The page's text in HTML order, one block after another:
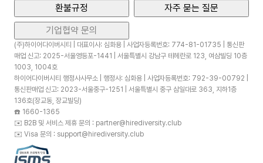
환불규정
자주 묻는 질문
기업협약 문의
(주)하이어다이버시티 | 대표이사: 심화용 | 사업자등록번호: 774-81-01735 | 통신판
매업 신고: 2025-서울영등포-1441 | 서울특별시 강남구 테헤란로 123, 여삼빌딩 10층
1003, 1004호
하이어다이버시티 행정사사무소 | 행정사: 심화용 | 사업자등록번호: 792-39-00792 |
통신판매업 신고: 2023-서울중구-1251 | 서울특별시 중구 삼일대로 363, 지하1층
136호(장교동, 장교빌딩)
☎️ 1660-1365
✉️ B2B 및 서비스 제휴 문의 : partner@hirediversity.club
✉️ Visa 문의 : support@hirediversity.club